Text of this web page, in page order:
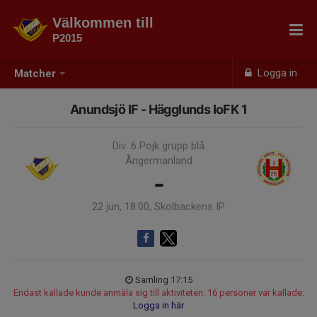
Matcher Logga in
Välkommen till
P2015
Anundsjö IF - Hägglunds IoFK 1
Div. 6 Pojk grupp blå
Ångermanland
-
22 jun, 18:00, Skolbackens IP
Samling 17:15
Endast kallade kunde anmäla sig till aktiviteten. 16 personer var kallade.
Logga in här